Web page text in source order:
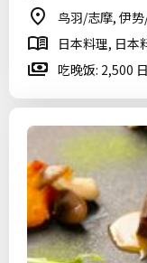
鸟羽/志摩, 伊
日本料理, 日本
吃晚饭: 2,500